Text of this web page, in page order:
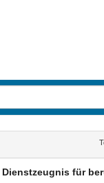
Dienstzeugnis für